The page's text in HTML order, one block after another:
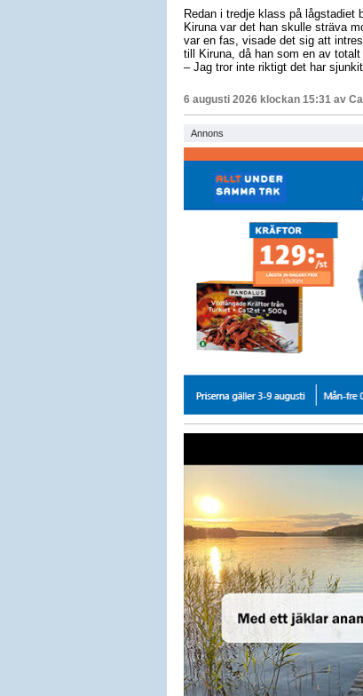
Redan i tredje klass på lågstadiet
Kiruna var det han skulle sträva
var en fas, visade det sig att
till Kiruna, då han som en av
– Jag tror inte riktigt det har
6 augusti 2026 klockan 15:31 av
Annons